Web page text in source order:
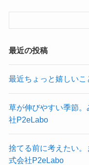
最近の投稿
最近ちょっと嬉しい
草が伸びやすい季節
社P2eLabo
捨てる前に考えたい
式会社P2eLabo